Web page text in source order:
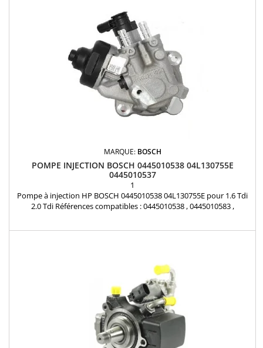
MARQUE: BOSCH
POMPE INJECTION BOSCH 0445010538 04L130755E
0445010537
1
Pompe à injection HP BOSCH 0445010538 04L130755E pour 1.6 Tdi
2.0 Tdi Références compatibles : 0445010538 , 0445010583 ,